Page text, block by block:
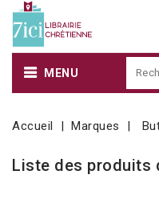
MENU
Accueil Marques
Liste des produits